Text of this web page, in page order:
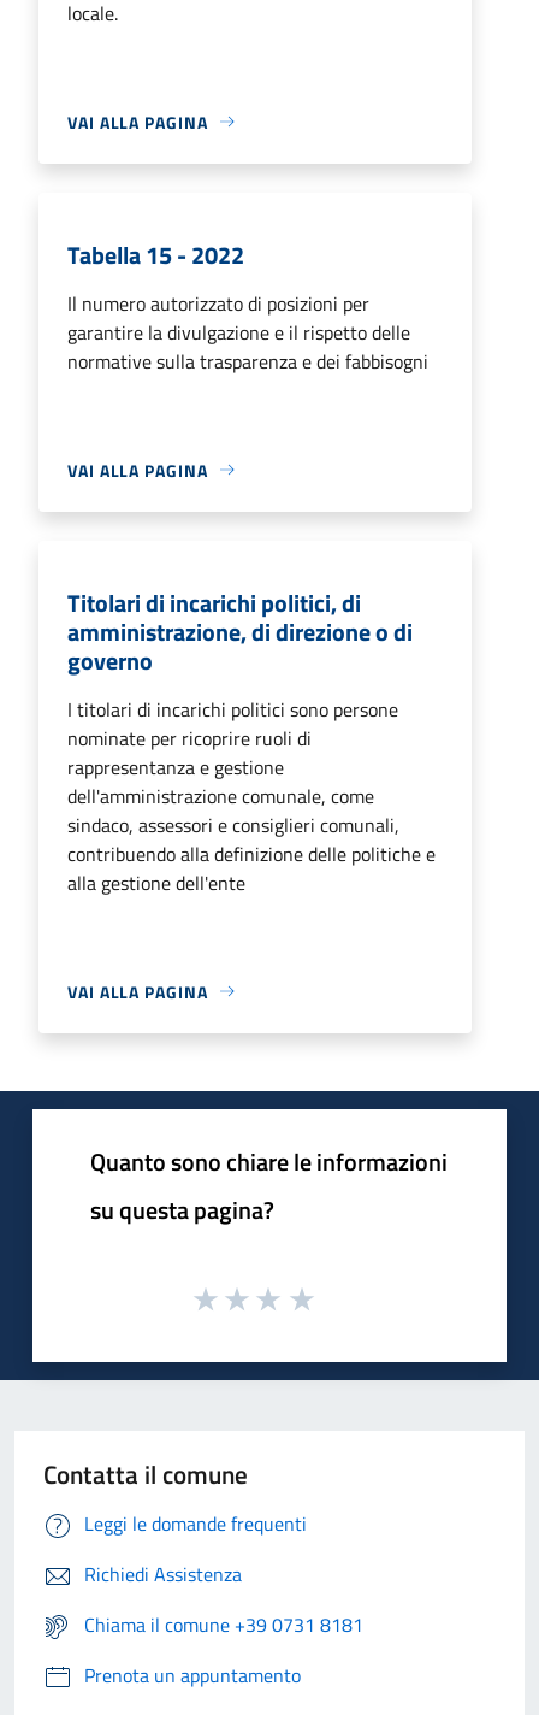
locale.
VAI ALLA PAGINA
Tabella 15 - 2022
Il numero autorizzato di posizioni per
garantire la divulgazione e il rispetto delle
normative sulla trasparenza e dei fabbisogni
VAI ALLA PAGINA
Titolari di incarichi politici, di
amministrazione, di direzione o di
governo
I titolari di incarichi politici sono persone
nominate per ricoprire ruoli di
rappresentanza e gestione
dell'amministrazione comunale, come
sindaco, assessori e consiglieri comunali,
contribuendo alla definizione delle politiche e
alla gestione dell'ente
VAI ALLA PAGINA
Quanto sono chiare le informazioni
su questa pagina?
Contatta il comune
Leggi le domande frequenti
Richiedi Assistenza
Chiama il comune +39 0731 8181
Prenota un appuntamento